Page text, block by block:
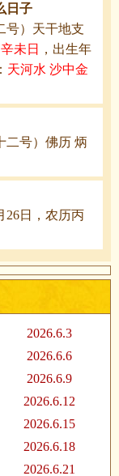
日子
号）天干地支
未日
，出生年
天河水 沙中金
二号）佛历 炳
26日，农历丙
2026.6.3
2026.6.6
2026.6.9
2026.6.12
2026.6.15
2026.6.18
2026.6.21